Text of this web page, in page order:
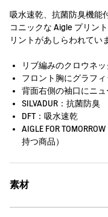
吸水速乾、抗菌防臭機能
コニックな Aigle プリン
リントがあしらわれてい
リブ編みのクロウネッ
フロント胸にグラフィ
背面右側の袖口にニ
SILVADUR：抗菌防臭
DFT：吸水速乾
AIGLE FOR
持つ商品）
素材